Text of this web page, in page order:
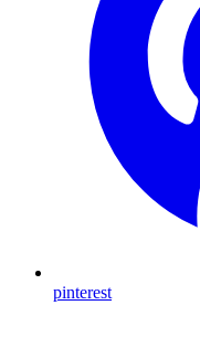
pinterest